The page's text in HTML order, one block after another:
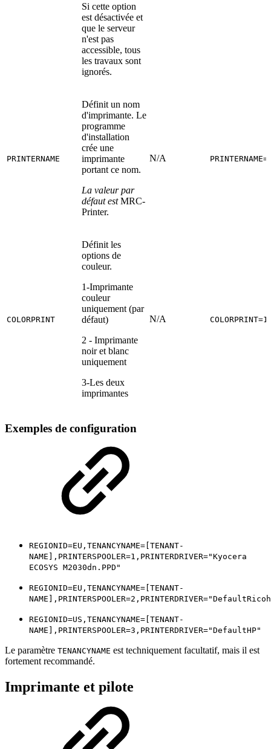
Si cette option
est désactivée et
que le serveur
n'est pas
accessible, tous
les travaux sont
ignorés.
PRINTERNAME
Définit un nom
d'imprimante. Le
programme
d'installation
crée une
imprimante
portant ce nom.
La valeur par
défaut estMRC-
Printer.
N/A
COLORPRINT
Définit les
options de
couleur.
1-Imprimante
couleur
uniquement (par
défaut)
2 - Imprimante
noir et blanc
uniquement
3-Les deux
imprimantes
N/A COLORPRINT=1
Exemples de configuration
REGIONID=EU,TENANCYNAME=[TENANT-
NAME],PRINTERSPOOLER=1,PRINTERDRIVER="Kyocera
ECOSYS M2030dn.PPD"
REGIONID=EU,TENANCYNAME=[TENANT-
REGIONID=US,TENANCYNAME=[TENANT-
NAME],PRINTERSPOOLER=3,PRINTERDRIVER="DefaultHP"
Le paramètre TENANCYNAME est techniquement facultatif, mais il est
fortement recommandé.
Imprimante et pilote